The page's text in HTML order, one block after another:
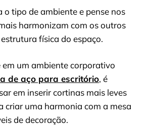
o tipo de ambiente e pense nos
harmonizam com os outros
física do espaço.
em um ambiente corporativo
de aço para escritório, é
em inserir cortinas mais leves
criar uma harmonia com a mesa
de decoração.